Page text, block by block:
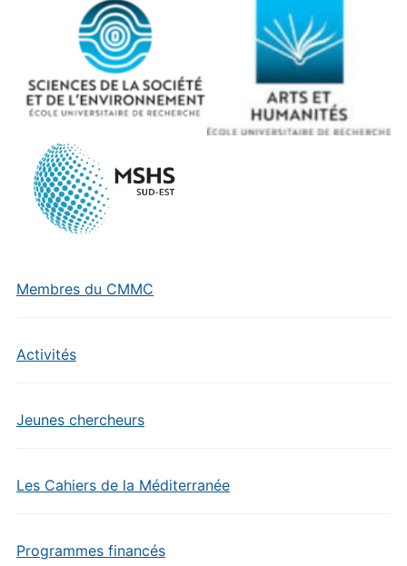
Membres du CMMC
Activités
Jeunes chercheurs
Les Cahiers de la Méditerranée
Programmes financés